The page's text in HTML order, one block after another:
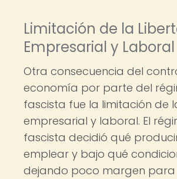
Limitación de la
Empresarial y Laboral
Otra consecuencia del
economía por parte del
fascista fue la limitación de
empresarial y laboral. El
fascista decidió qué
emplear y bajo qué
dejando poco margen para